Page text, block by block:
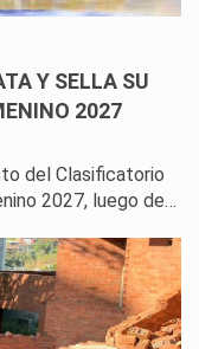
Y SELLA SU
2027
del Clasificatorio
2027, luego de…